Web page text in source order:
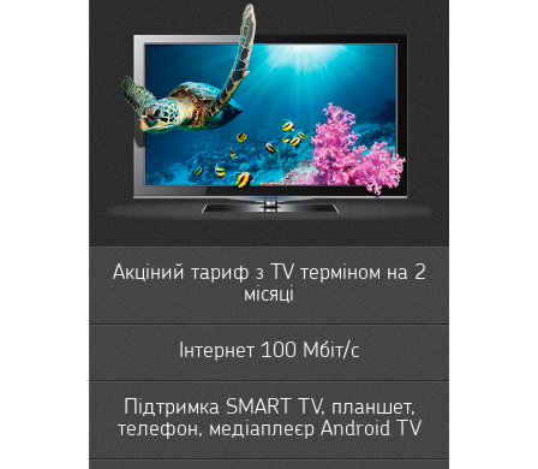
Акціний тариф з ТV терміном на 2
місяці
Інтернет 100 Мбіт/с
Підтримка SMART TV, планшет,
телефон, медіаплеєр Android TV